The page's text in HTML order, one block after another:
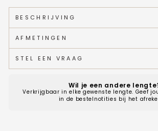
BESCHRIJVING
AFMETINGEN
STEL EEN VRAAG
Wil je een andere
Verkrijgbaar in elke gewenste lengte. Geef
in de bestelnotities bij het